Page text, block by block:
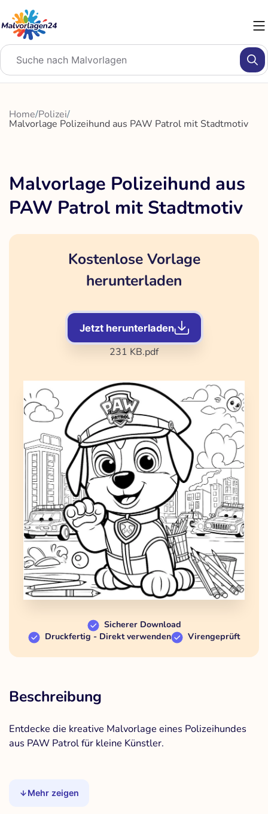
Inhalt
springen
Home/Polizei/
Malvorlage Polizeihund aus PAW Patrol mit Stadtmotiv
Malvorlage Polizeihund aus
PAW Patrol mit Stadtmotiv
Kostenlose Vorlage
herunterladen
Jetzt herunterladen
231 KB.pdf
Sicherer Download
Druckfertig - Direkt verwenden
Virengeprüft
Beschreibung
Entdecke die kreative Malvorlage eines Polizeihundes
aus PAW Patrol für kleine Künstler.
Mehr zeigen